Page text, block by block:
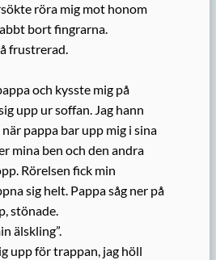
röra mig mot honom
bort fingrarna.
frustrerad.
och kysste mig på
upp ur soffan. Jag hann
pappa bar upp mig i sina
mina ben och den andra
Rörelsen fick min
sig helt. Pappa såg ner på
stönade.
älskling”.
upp för trappan, jag höll